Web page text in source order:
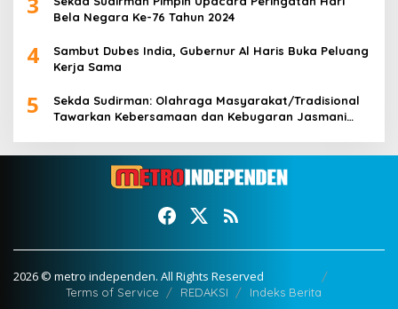
Bela Negara Ke-76 Tahun 2024
4
Sambut Dubes India, Gubernur Al Haris Buka Peluang
Kerja Sama
5
Sekda Sudirman: Olahraga Masyarakat/Tradisional
Tawarkan Kebersamaan dan Kebugaran Jasmani
2026 © metro independen. All Rights Reserved
Terms of Service REDAKSI Indeks Berita